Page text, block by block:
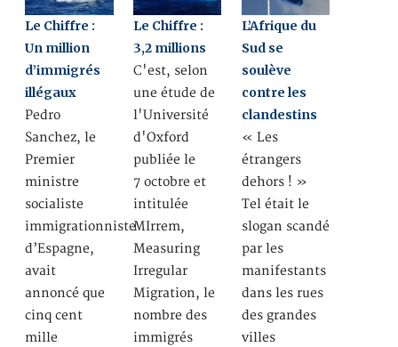
Le Chiffre :
Un million
d’immigrés
illégaux
Pedro
Sanchez, le
Premier
ministre
socialiste
immigrationniste
d’Espagne,
avait
annoncé que
cinq cent
mille
Le Chiffre :
3,2 millions
C'est, selon
une étude de
l'Université
d'Oxford
publiée le
7 octobre et
intitulée
MIrrem,
Measuring
Irregular
Migration, le
nombre des
immigrés
L’Afrique du
Sud se
soulève
contre les
clandestins
« Les
étrangers
dehors ! »
Tel était le
slogan scandé
par les
manifestants
dans les rues
des grandes
villes